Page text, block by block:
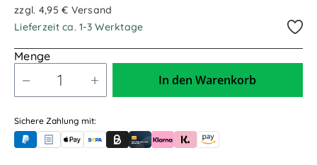
zzgl. 4,95 € Versand
Lieferzeit ca. 1-3 Werktage
Menge
In den Warenkorb
Sichere Zahlung mit:
PayPalRechnungskauf (für Behörden)
Apple PayBanküberweisung (vorab)
Rechnungskauf (Billie)
Kreditkarte
Rechnung oder Ratenkauf (Klarna)
Sofortüberweisung (Klarna)
Amazon Pay